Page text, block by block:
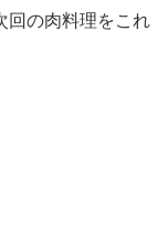
回の肉料理をこれ